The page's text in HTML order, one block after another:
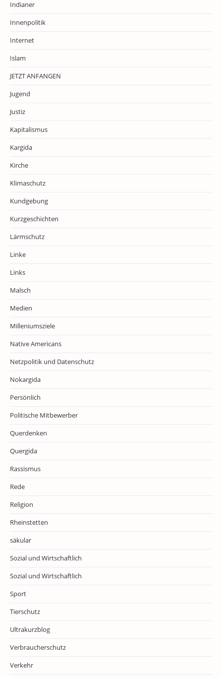
Indianer
Innenpolitik
Internet
Islam
JETZT ANFANGEN
Jugend
Justiz
Kapitalismus
Kargida
Kirche
Klimaschutz
Kundgebung
Kurzgeschichten
Lärmschutz
Linke
Links
Malsch
Medien
Milleniumsziele
Native Americans
Netzpolitik und Datenschutz
Nokargida
Persönlich
Politische Mitbewerber
Querdenken
Quergida
Rassismus
Rede
Religion
Rheinstetten
säkular
Sozial und Wirtschaftlich
Sozial und Wirtschaftlich
Sport
Tierschutz
Ultrakurzblog
Verbraucherschutz
Verkehr